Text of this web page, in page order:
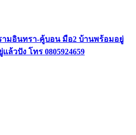
ามอินทรา-คู้บอน มือ2 บ้านพร้อมอยู่
ล้วปัง โทร 0805924659